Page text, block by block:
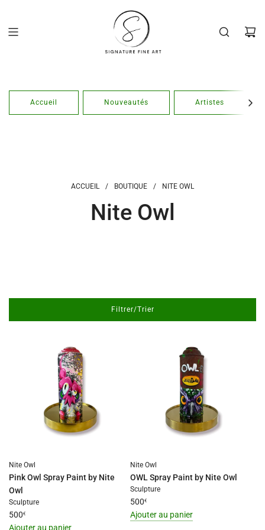
contenu
Accueil Nouveautés Artistes
ACCUEIL / BOUTIQUE / NITE OWL
Nite Owl
Filtrer/Trier
Nite Owl
Pink Owl Spray Paint by Nite
Owl
Sculpture
500€
Ajouter au panier
Nite Owl
OWL Spray Paint by Nite Owl
Sculpture
500€
Ajouter au panier